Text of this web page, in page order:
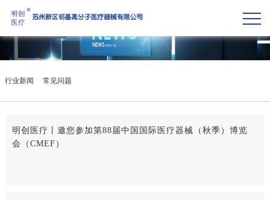
行业新闻 常见问题
明创医疗丨邀您参加第88届中国国际医疗器械（秋季）博览
会（CMEF）